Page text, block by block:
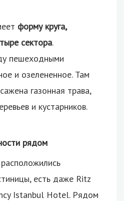
форму круга,
сектора.
пешеходными
и озелененное. Там
газонная трава,
и кустарников.
рядом
есть даже Ritz
Istanbul Hotel. Рядом